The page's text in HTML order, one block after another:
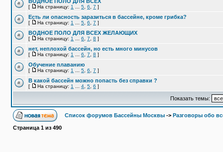
[ На страницу: 1 5 6 7 ]
Есть ли опасность заразиться в бассейне, кроме грибка?
[ На страницу: 1 5 6 7 ]
ВОДНОЕ ПОЛО ДЛЯ ВСЕХ ЖЕЛАЮЩИХ
[ На страницу: 1 6 7 8 ]
нет, неплохой бассейн, но есть много минусов
[ На страницу: 1 6 7 8 ]
Обучение плаванию
[ На страницу: 1 5 6 7 ]
В какой бассейн можно попасть без справки ?
[ На страницу: 1 4 5 6 ]
Показать темы:
Список форумов Бассейны Москвы -> Разговоры обо
Страница 1 из 490